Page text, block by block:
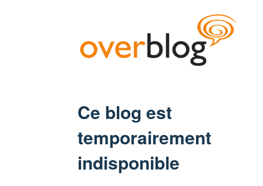
Ce blog est
temporairement
indisponible